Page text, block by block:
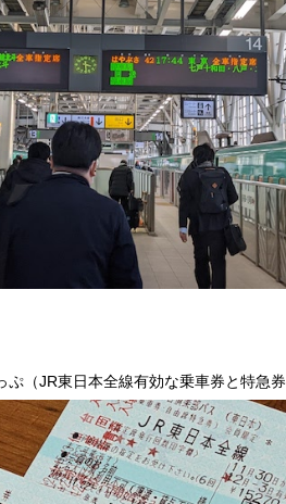
（JR東日本全線有効な乗車券と特急券